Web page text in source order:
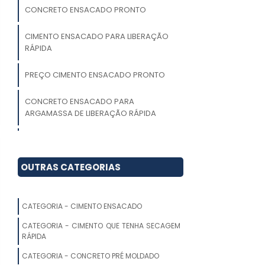
CONCRETO ENSACADO PRONTO
CIMENTO ENSACADO PARA LIBERAÇÃO
RÁPIDA
PREÇO CIMENTO ENSACADO PRONTO
CONCRETO ENSACADO PARA
ARGAMASSA DE LIBERAÇÃO RÁPIDA
CIMENTO ENSACADO PARA
ARGAMASSA DE LIBERAÇÃO RÁPIDA
CONCRETO ENSACADO
CIMENTO ENSACADO
ONDE COMPRAR CONCRETO
OUTRAS CATEGORIAS
CATEGORIA - CIMENTO ENSACADO
CATEGORIA - CIMENTO QUE TENHA SECAGEM
RÁPIDA
CATEGORIA - CONCRETO PRÉ MOLDADO